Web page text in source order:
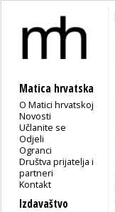
Matica hrvatska
O Matici hrvatskoj
Novosti
Učlanite se
Odjeli
Ogranci
Društva prijatelja i
partneri
Kontakt
Izdavaštvo